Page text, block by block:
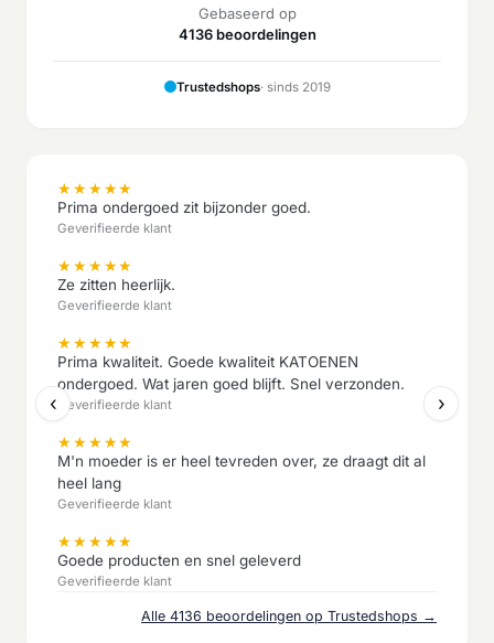
Gebaseerd op
4136 beoordelingen
Trustedshops· sinds 2019
★★★★★
Prima ondergoed zit bijzonder goed.
Geverifieerde klant
★★★★★
Ze zitten heerlijk.
Geverifieerde klant
★★★★★
Prima kwaliteit. Goede kwaliteit KATOENEN
ondergoed. Wat jaren goed blijft. Snel verzonden.
Geverifieerde klant
★★★★★
M'n moeder is er heel tevreden over, ze draagt dit al
heel lang
Geverifieerde klant
★★★★★
Goede producten en snel geleverd
Geverifieerde klant
‹ ›
Alle 4136 beoordelingen op Trustedshops →